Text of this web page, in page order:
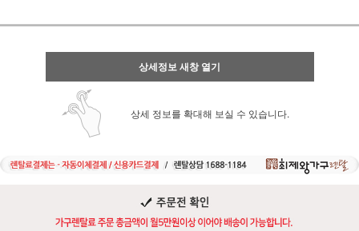
상세정보 새창 열기
상세 정보를 확대해 보실 수 있습니다.